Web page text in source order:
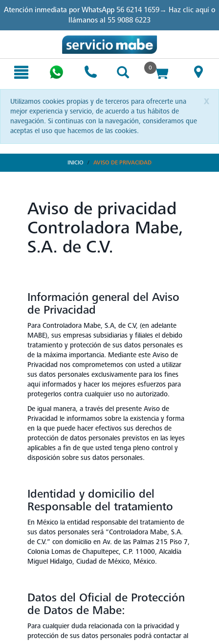
to
to
Atención inmediata por WhatsApp 56 6214 1659→ Haz clic aquío
llámanos al 55 9088 6223
0
x
Utilizamos cookies propias y de terceros para ofrecerte una
mejor experiencia y servicio, de acuerdo a tus hábitos de
navegación. Si continuas con la navegación, consideramos que
aceptas el uso que hacemos de las cookies.
INICIO AVISO DE PRIVACIDAD
Aviso de privacidad
Controladora Mabe,
S.A. de C.V.
Información general del Aviso
de Privacidad
Para Controladora Mabe, S.A, de C.V, (en adelante
MABE), sus empresas subsidiarias y filiales el debido
tratamiento y protección de sus datos personales es
de la máxima importancia. Mediante este Aviso de
Privacidad nos comprometemos con usted a utilizar
sus datos personales exclusivamente para los fines
aquí informados y hacer los mejores esfuerzos para
protegerlos contra cualquier uso no autorizado.
De igual manera, a través del presente Aviso de
Privacidad le informamos sobre la existencia y forma
en la que puede hacer efectivos sus derechos de
protección de datos personales previstos en las leyes
aplicables a fin de que usted tenga pleno control y
disposición sobre sus datos personales.
Identidad y domicilio del
Responsable del tratamiento
En México la entidad responsable del tratamiento de
sus datos personales será “Controladora Mabe, S.A.
de C.V.” con domicilio en Av. de las Palmas 215 Piso 7,
Colonia Lomas de Chapultepec, C.P. 11000, Alcaldía
Miguel Hidalgo, Ciudad de México, México.
Datos del Oficial de Protección
de Datos de Mabe:
Para cualquier duda relacionada con la privacidad y
protección de sus datos personales podrá contactar al